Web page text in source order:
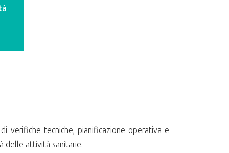
verifiche tecniche, pianificazione operativa e
delle attività sanitarie.